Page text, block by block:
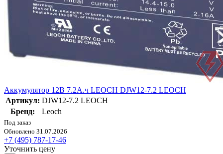
Аккумулятор 12В 7.2А.ч LEOCH DJW12-7.2 LEOCH
Артикул: DJW12-7.2 LEOCH
Бренд:
Leoch
Под заказ
Обновлено 31.07.2026
+7 (495) 787-17-46
Уточнить цену